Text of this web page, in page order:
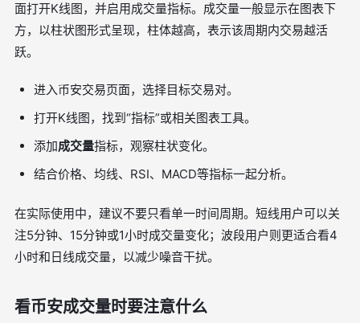
面打开K线图，并启用成交量指标。成交量一般显示在图表下
方，以柱状图形式呈现，柱体越高，表示该周期内交易越活
跃。
进入币安交易页面，选择目标交易对。
打开K线图，找到“指标”或相关图表工具。
添加成交量指标，观察柱状变化。
结合价格、均线、RSI、MACD等指标一起分析。
在实际使用中，建议不要只看单一时间周期。短线用户可以关
注5分钟、15分钟或1小时成交量变化；波段用户则更适合看4
小时和日线成交量，以减少噪音干扰。
看币安成交量时要注意什么